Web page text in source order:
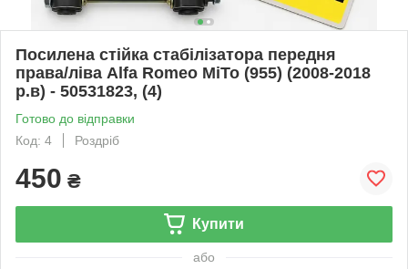
Посилена стійка стабілізатора передня
права/ліва Alfa Romeo MiTo (955) (2008-2018
р.в) - 50531823, (4)
Готово до відправки
Код: 4
Роздріб
450 ₴
Купити
або